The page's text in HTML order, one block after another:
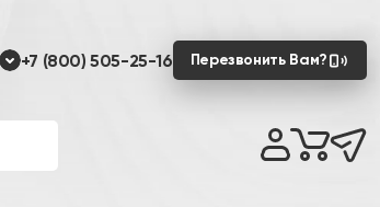
+7 (800) 505-25-16 Перезвонить Вам?